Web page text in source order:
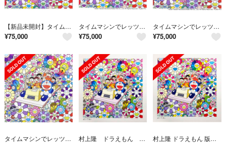
【新品未開封】タイムマシンでレッツゴー (ポスター作品) ドラえもん
¥75,000
タイムマシンでレッツゴー(ポスター作品)
¥75,000
タイムマシンでレッツゴー(ポスター作品)
¥75,000
タイムマシンでレッツゴー (ポスター作品) 村上隆 ドラえもん タイムマシンでレッツゴー 版画 村上隆 ドラえもん 版画 タイムマシンでレッツゴー